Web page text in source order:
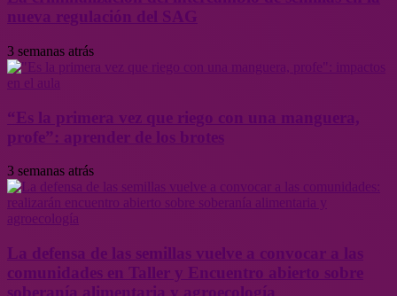
3 semanas atrás
“Es la primera vez que riego con una manguera,
profe”: aprender de los brotes
3 semanas atrás
La defensa de las semillas vuelve a convocar a las
comunidades en Taller y Encuentro abierto sobre
soberanía alimentaria y agroecología